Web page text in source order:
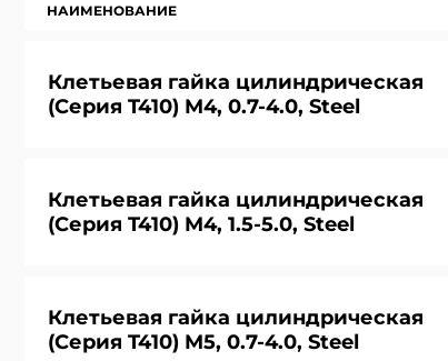
НАИМЕНОВАНИЕ
Клетьевая гайка цилиндрическая
(Серия T410) M4, 0.7-4.0, Steel
Клетьевая гайка цилиндрическая
(Серия T410) M4, 1.5-5.0, Steel
Клетьевая гайка цилиндрическая
(Серия T410) M5, 0.7-4.0, Steel
Мы